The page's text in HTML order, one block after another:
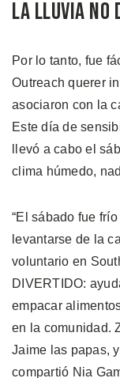
La Lluvia no
Por lo tanto, fue
Outreach querer
asociaron con la
Este día de
llevó a cabo el
clima húmedo,
“El sábado fue
levantarse de la
voluntario en
DIVERTIDO:
empacar
en la comunidad.
Jaime las papas,
compartió Nia